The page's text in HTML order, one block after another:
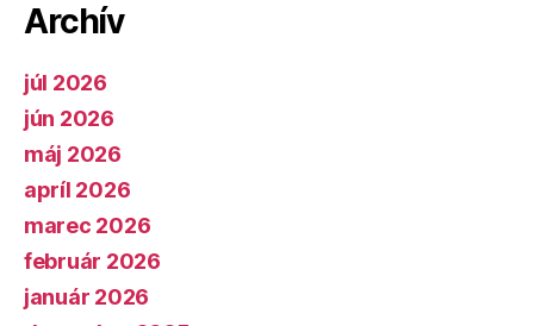
Archív
júl 2026
jún 2026
máj 2026
apríl 2026
marec 2026
február 2026
január 2026